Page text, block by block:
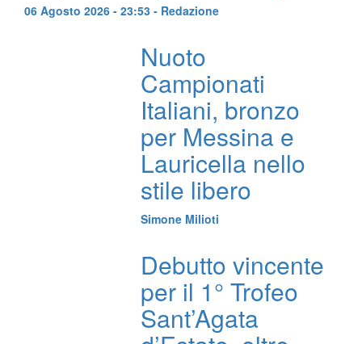
06 Agosto 2026 - 23:53 - Redazione
Nuoto
Campionati
Italiani, bronzo
per Messina e
Lauricella nello
stile libero
Simone Milioti
Debutto vincente
per il 1° Trofeo
Sant’Agata